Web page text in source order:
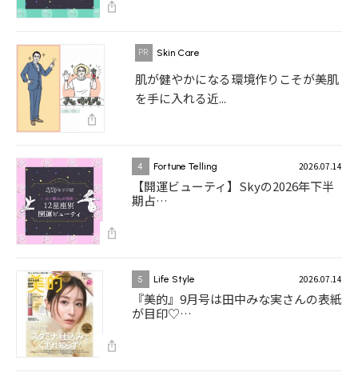
Skin Care
肌が健やかになる環境作りこそが美肌
を手に入れる近...
4 Fortune Telling 2026.07.14
【開運ビューティ】Skyの2026年下半
期占…
5 Life Style 2026.07.14
『美的』9月号は田中みな実さんの表紙
が目印♡…